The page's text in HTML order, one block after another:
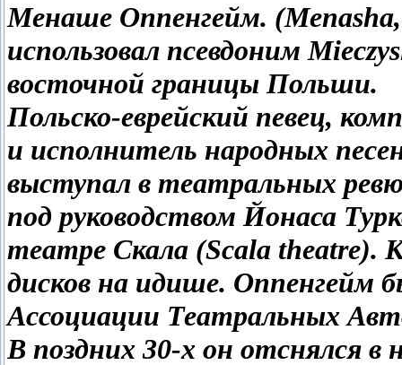
Менаше Оппенгейм. (Menasha,
использовал псевдоним
восточной границы Польши.
Польско-еврейский певец,
и исполнитель народных
выступал в театральных
под руководством Йонаса
театре Скала (Scala theatre).
дисков на идише. Оппенгейм
Ассоциации Театральных
В поздних 30-х он отснялся в